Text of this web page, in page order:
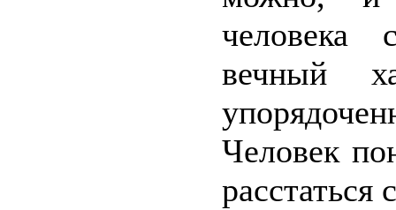
человека
вечный
Человек